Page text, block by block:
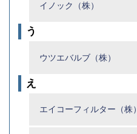
イノック（株）
う
ウツエバルブ（株）
え
エイコーフィルター（株）